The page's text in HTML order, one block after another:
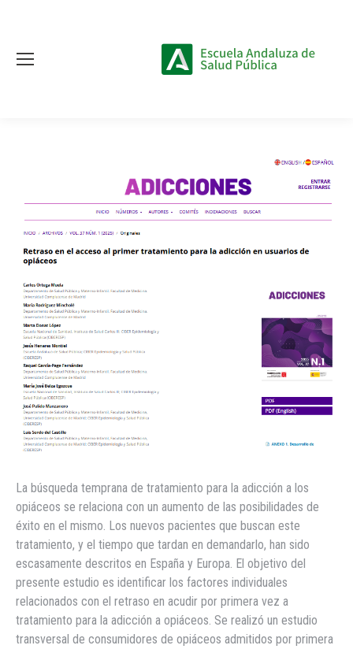
La búsqueda temprana de tratamiento para la adicción a los
opiáceos se relaciona con un aumento de las posibilidades de
éxito en el mismo. Los nuevos pacientes que buscan este
tratamiento, y el tiempo que tardan en demandarlo, han sido
escasamente descritos en España y Europa. El objetivo del
presente estudio es identificar los factores individuales
relacionados con el retraso en acudir por primera vez a
tratamiento para la adicción a opiáceos. Se realizó un estudio
transversal de consumidores de opiáceos admitidos por primera